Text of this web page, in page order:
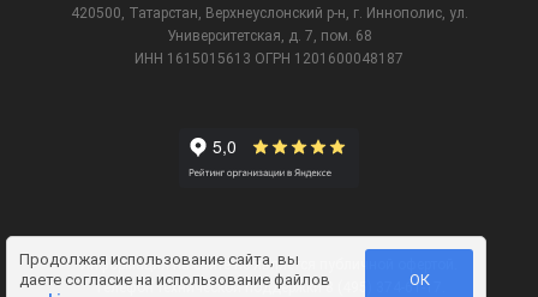
Продолжая использование сайта, вы
даете согласие на использование файлов
ОК
420500, Татарстан, Верхнеуслонский р-н, г. Иннополис, ул.
Университетская,
д. 7, пом. 68
ИНН 1615015613 ОГРН 1201600048187
Информация на сайте не является публичной офертой.
Телефон технической поддержки8 (495) 374-61-17